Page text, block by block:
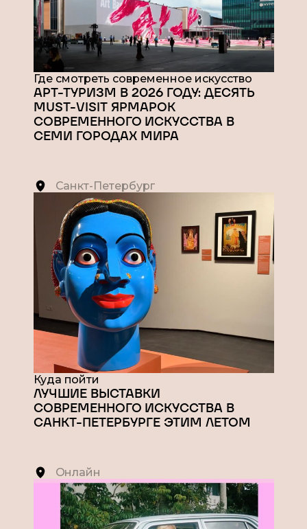
Где смотреть современное искусство
АРТ-ТУРИЗМ В 2026 ГОДУ: ДЕСЯТЬ
MUST-VISIT ЯРМАРОК
СОВРЕМЕННОГО ИСКУССТВА В
СЕМИ ГОРОДАХ МИРА
Санкт-Петербург
Куда пойти
ЛУЧШИЕ ВЫСТАВКИ
СОВРЕМЕННОГО ИСКУССТВА В
САНКТ-ПЕТЕРБУРГЕ ЭТИМ ЛЕТОМ
Онлайн